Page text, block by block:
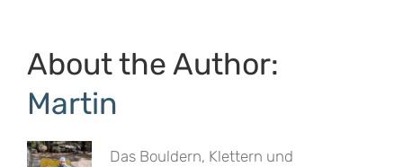
About the Author:
Martin
Das Bouldern, Klettern und